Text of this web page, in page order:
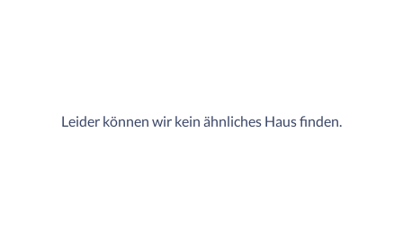
Leider können wir kein ähnliches Haus finden.